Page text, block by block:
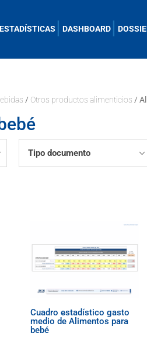
ESTADÍSTICAS DASHBOARD
/ Otros productos alimenticios /
Tipo documento
Cuadro estadístico gasto
medio de Alimentos para
bebé